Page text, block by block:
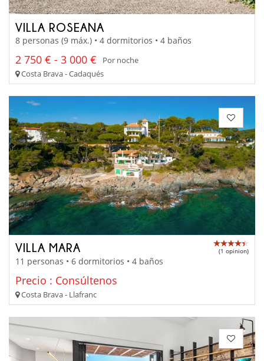
VILLA ROSEANA
8 personas (9 máx.) • 4 dormitorios • 4 baños
2 750 € - 3 000 €
Por noche
Costa Brava - Cadaqués
VILLA MARA (1 opinion)
11 personas • 6 dormitorios • 4 baños
Precio : Consúltenos
Costa Brava - Llafranc